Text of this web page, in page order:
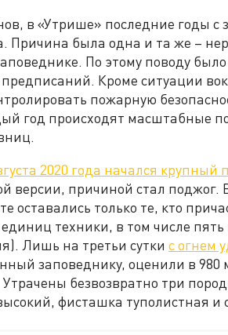
в «Утрише» последние годы с
Причина была одна и та же –
По этому поводу было
Кроме ситуации
пожарную
год происходят масштабные
2020 года начался
версии, причиной стал поджог.
оставались только те, кто
единиц техники, в том числе
Лишь на третьи сутки с огнем
заповеднику, оценили в 980
безвозвратно три
фисташка туполистная и